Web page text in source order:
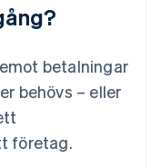
betalningar
behövs – eller
företag.